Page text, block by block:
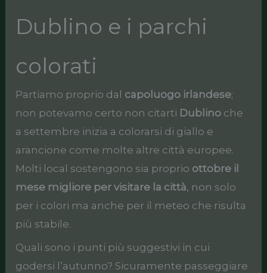
Dublino e i parchi
colorati
Partiamo proprio dal capoluogo irlandese;
non potevamo certo non citarti Dublino che
a settembre inizia a colorarsi di giallo e
arancione come molte altre città europee.
Molti local sostengono sia proprio ottobre il
mese migliore per visitare la città, non solo
per i colori ma anche per il meteo che risulta
più stabile.
Quali sono i punti più suggestivi in cui
godersi l’autunno? Sicuramente passeggiare